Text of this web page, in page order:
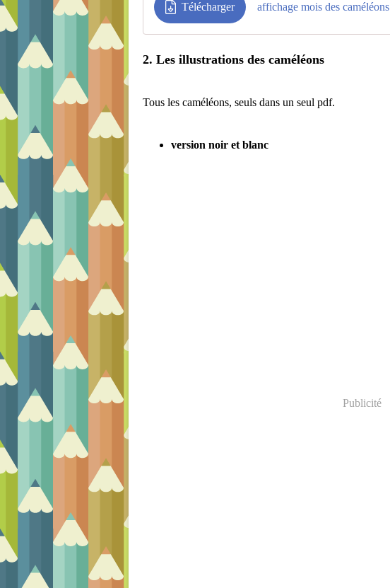
Télécharger affichage mois des caméléons
2. Les illustrations des caméléons
Tous les caméléons, seuls dans un seul pdf.
version noir et blanc
Publicité